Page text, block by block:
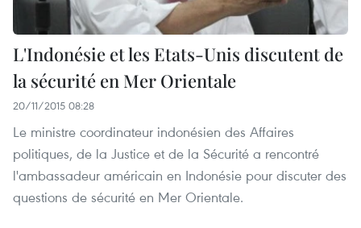
L'Indonésie et les Etats-Unis discutent de ​
la sécurité en Mer Orientale
20/11/2015 08:28
Le ministre coordinateur indonésien des Affaires
politiques, de la Justice et de la Sécurité a rencontré
l'ambassadeur américain en Indonésie pour discuter des
questions de sécurité en Mer Orientale.